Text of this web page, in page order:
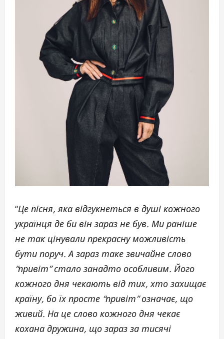
“Це пісня, яка відгукнеться в душі кожного
українця де би він зараз не був. Ми раніше
не так цінували прекрасну можливість
бути поруч. А зараз таке звичайне слово
“привіт” стало занадто особливим. Його
кожного дня чекають від тих, хто захищає
країну, бо їх просте “привіт” означає, що
живий. На це слово кожного дня чекає
кохана дружина, що зараз за тисячі